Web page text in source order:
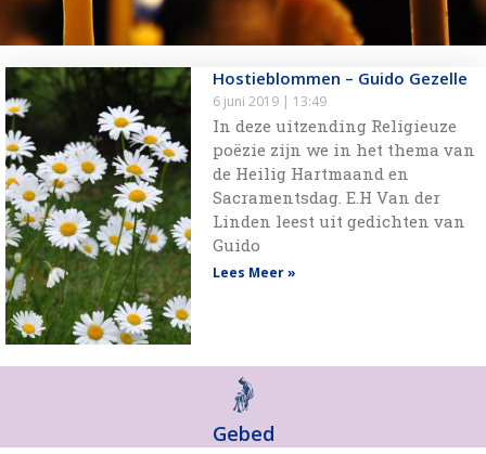
Hostieblommen – Guido Gezelle
6 juni 2019 13:49
In deze uitzending Religieuze
poëzie zijn we in het thema van
de Heilig Hartmaand en
Sacramentsdag. E.H Van der
Linden leest uit gedichten van
Guido
Lees Meer »
Gebed